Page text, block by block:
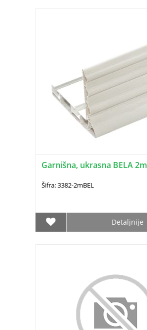
Garnišna, ukrasna BELA 2m
Šifra: 3382-2mBEL
Detaljnije